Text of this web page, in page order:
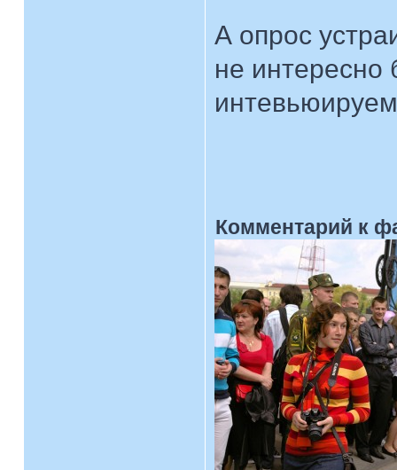
А опрос
не интересно
Комментарий к